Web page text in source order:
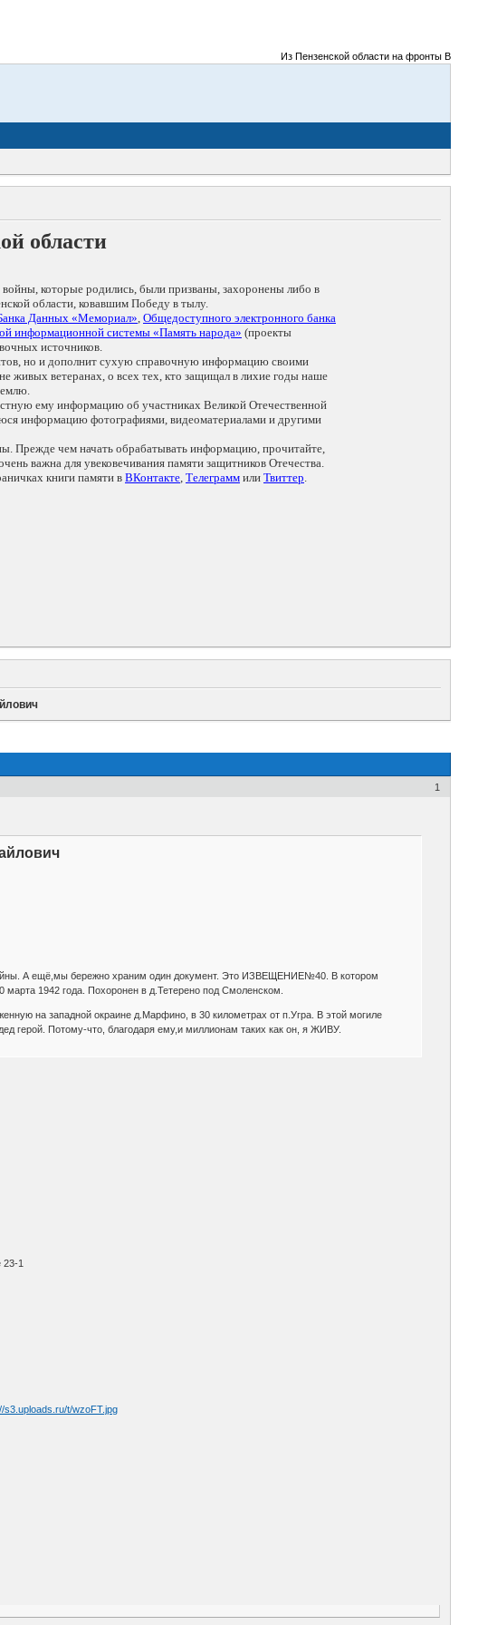
Из Пензенской области на фронты
области
которые родились, были призваны, захоронены либо в
области, ковавшим Победу в тылу.
Данных «Мемориал», Общедоступного электронного банка
информационной системы «Память народа» (проекты
источников.
но и дополнит сухую справочную информацию своими
живых ветеранах, о всех тех, кто защищал в лихие годы наше
ему информацию об участниках Великой Отечественной
информацию фотографиями, видеоматериалами и другими
Прежде чем начать обрабатывать информацию, прочитайте,
важна для увековечивания памяти защитников Отечества.
книги памяти в ВКонтакте, Телеграмм или Твиттер.
1
А ещё,мы бережно храним один документ. Это ИЗВЕЩЕНИЕ№40. В котором
1942 года. Похоронен в д.Тетерено под Смоленском.
на западной окраине д.Марфино, в 30 километрах от п.Угра. В этой могиле
герой. Потому-что, благодаря ему,и миллионам таких как он, я ЖИВУ.
23-1